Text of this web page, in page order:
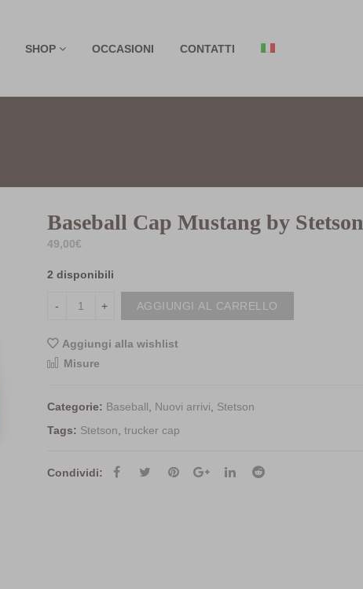
SHOP OCCASIONI CONTATTI
Baseball Cap Mustang by Stetson
49,00€
2 disponibili
AGGIUNGI AL CARRELLO
Aggiungi alla wishlist
Misure
Categorie: Baseball Nuovi arrivi
Stetson
Tags: Stetson trucker cap
Condividi: